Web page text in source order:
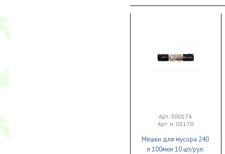
Арт. 300174
Арт. п. 03170
Мешки для мусора 240
л 100мкм 10 шт/рул.